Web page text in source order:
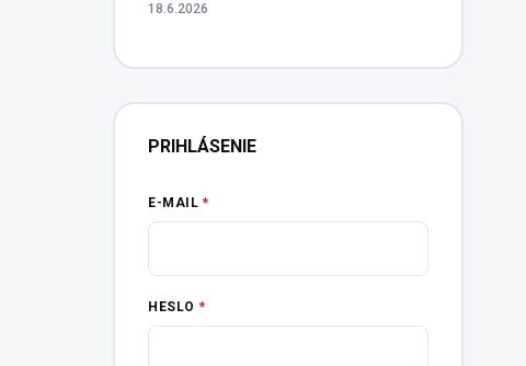
18.6.2026
PRIHLÁSENIE
E-MAIL
HESLO